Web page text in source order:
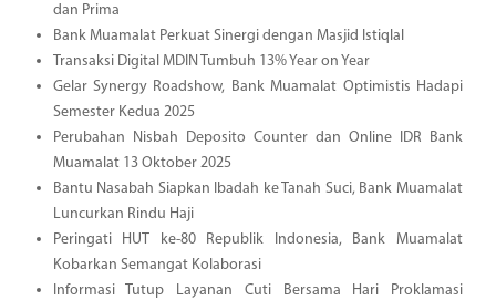
dan Prima
Bank Muamalat Perkuat Sinergi dengan Masjid Istiqlal
Transaksi Digital MDIN Tumbuh 13% Year on Year
Gelar Synergy Roadshow, Bank Muamalat Optimistis Hadapi
Semester Kedua 2025
Perubahan Nisbah Deposito Counter dan Online IDR Bank
Muamalat 13 Oktober 2025
Bantu Nasabah Siapkan Ibadah ke Tanah Suci, Bank Muamalat
Luncurkan Rindu Haji
Peringati HUT ke-80 Republik Indonesia, Bank Muamalat
Kobarkan Semangat Kolaborasi
Informasi Tutup Layanan Cuti Bersama Hari Proklamasi